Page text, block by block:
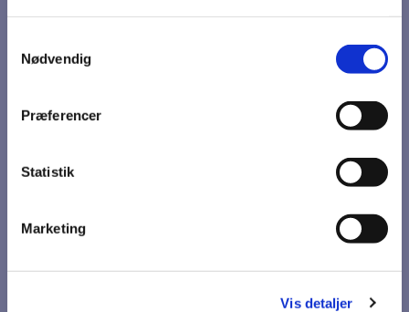
Nødvendig
Præferencer
Statistik
Marketing
Vis detaljer